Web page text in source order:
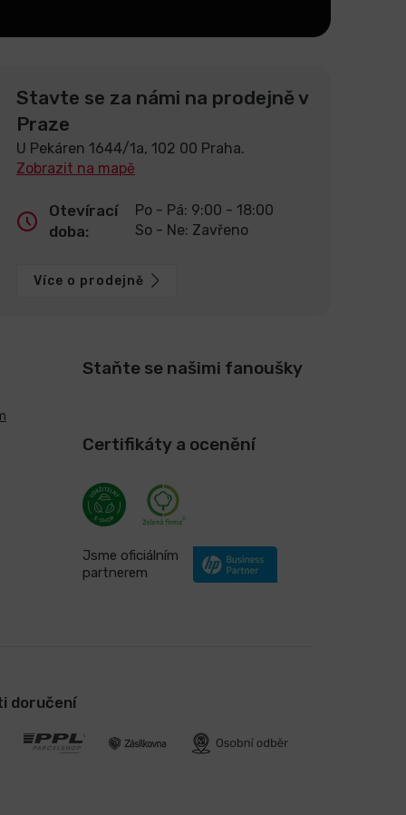
Stavte se za námi na prodejně v
Praze
U Pekáren 1644/1a, 102 00 Praha.
Zobrazit na mapě
Otevírací
doba:
Po - Pá: 9:00 - 18:00
So - Ne: Zavřeno
Více o prodejně
Staňte se našimi fanoušky
Certifikáty a ocenění
Jsme oficiálním
partnerem
doručení